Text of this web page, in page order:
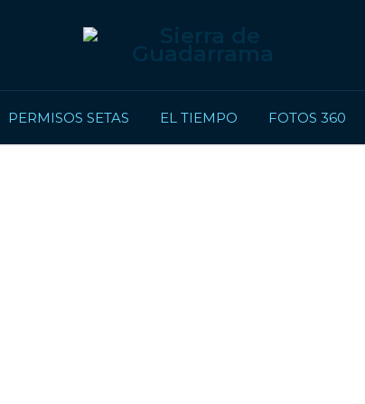
PERMISOS SETAS EL TIEMPO FOTOS 360